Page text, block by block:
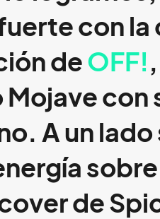
con
deOFF!
con
A un
de